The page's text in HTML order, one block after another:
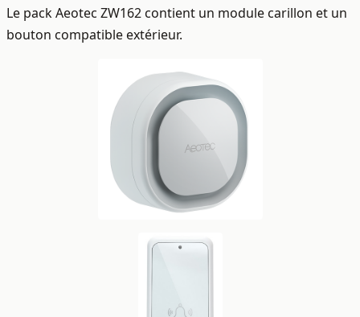
Le pack Aeotec ZW162 contient un module carillon et un
bouton compatible extérieur.